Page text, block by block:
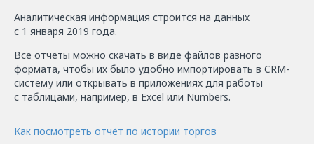
Аналитическая информация строится на данных
с 1 января 2019 года.
Все отчёты можно скачать в виде файлов разного
формата, чтобы их было удобно импортировать в CRM-
систему или открывать в приложениях для работы
с таблицами, например, в Excel или Numbers.
Как посмотреть отчёт по истории торгов